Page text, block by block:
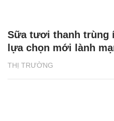
THỊ TRƯỜNG
Sữa tươi thanh trùng
lựa chọn mới lành